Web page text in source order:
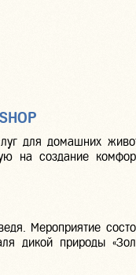
для домашних
на создание
Мероприятие
дикой природы